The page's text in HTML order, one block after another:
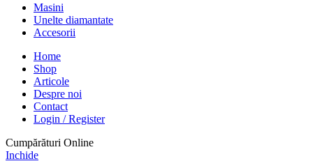
Masini
Unelte diamantate
Accesorii
Home
Shop
Articole
Despre noi
Contact
Login / Register
Cumpărături Online
Inchide